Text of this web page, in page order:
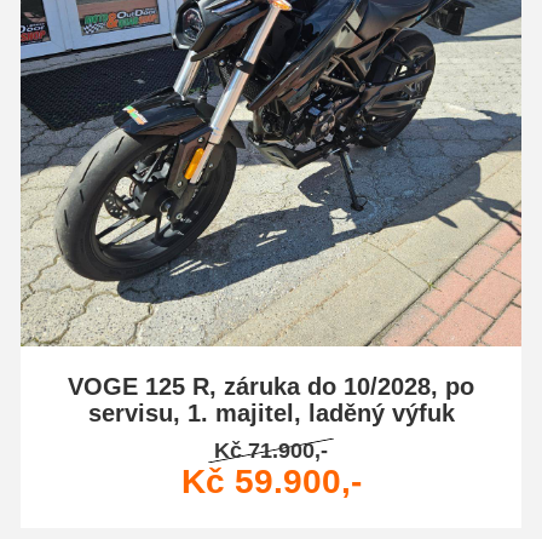
VOGE 125 R, záruka do 10/2028, po
servisu, 1. majitel, laděný výfuk
Kč 71.900,-
Kč 59.900,-